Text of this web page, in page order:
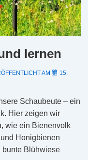
lernen
AM
15.
Schaubeute – ein
Hier zeigen wir
wie ein Bienenvolk
Honigbienen
bunte Blühwiese